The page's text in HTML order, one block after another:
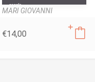
MARI GIOVANNI
€14,00